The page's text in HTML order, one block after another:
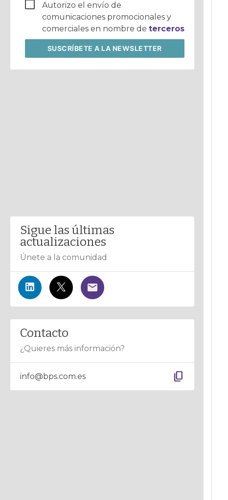
Autorizo el envío de
comunicaciones promocionales y
comerciales en nombre de terceros
SUSCRÍBETEA LA NEWSLETTER
Sigue las últimas
actualizaciones
Únete a la comunidad
Contacto
¿Quieres más información?
info@bps.com.es content_copy